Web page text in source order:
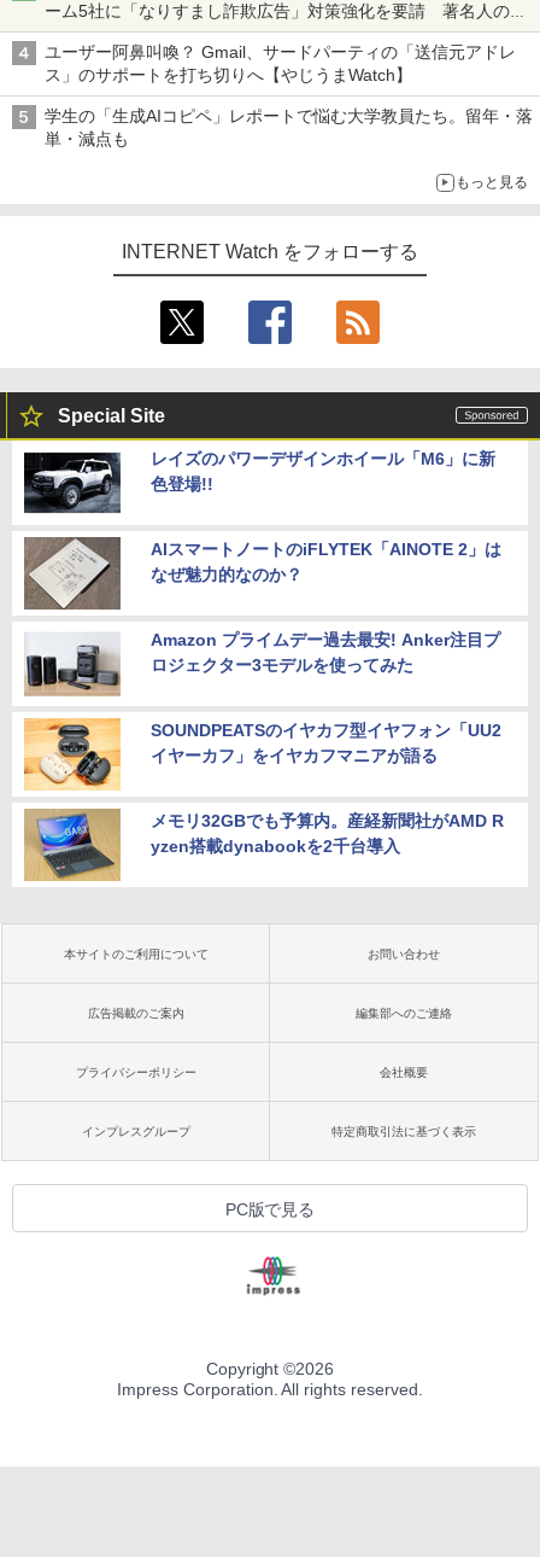
ーム5社に「なりすまし詐欺広告」対策強化を要請 著名人の写
真や映像を使った投資詐欺などへの対策として
ユーザー阿鼻叫喚？ Gmail、サードパーティの「送信元アドレ
ス」のサポートを打ち切りへ【やじうまWatch】
学生の「生成AIコピペ」レポートで悩む大学教員たち。留年・落
単・減点も
もっと見る
INTERNET Watch をフォローする
Special Site
レイズのパワーデザインホイール「M6」に新
色登場!!
AIスマートノートのiFLYTEK「AINOTE 2」は
なぜ魅力的なのか？
Amazon プライムデー過去最安! Anker注目プ
ロジェクター3モデルを使ってみた
SOUNDPEATSのイヤカフ型イヤフォン「UU2
イヤーカフ」をイヤカフマニアが語る
メモリ32GBでも予算内。産経新聞社がAMD R
yzen搭載dynabookを2千台導入
本サイトのご利用について お問い合わせ
広告掲載のご案内 編集部へのご連絡
プライバシーポリシー 会社概要
インプレスグループ 特定商取引法に基づく表示
PC版で見る
Copyright ©2026
Impress Corporation. All rights reserved.